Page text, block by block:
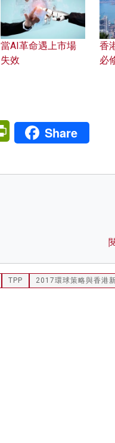
當AI革命遇上市場
失效
香
必
PrintFriendly
Share
TPP 2017環球策略與香港